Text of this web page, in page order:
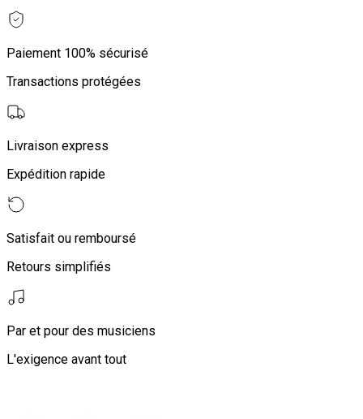
Paiement 100% sécurisé
Transactions protégées
Livraison express
Expédition rapide
Satisfait ou remboursé
Retours simplifiés
Par et pour des musiciens
L'exigence avant tout